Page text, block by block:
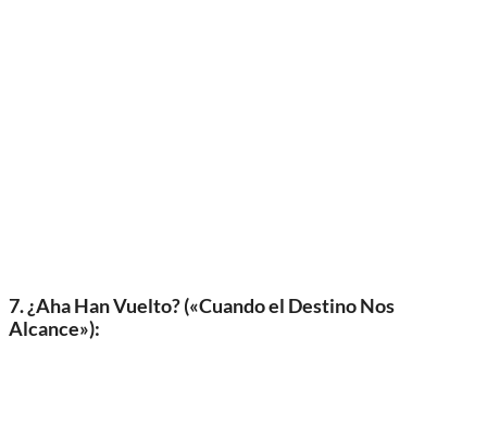
7. ¿Aha Han Vuelto? («Cuando el Destino Nos
Alcance»):